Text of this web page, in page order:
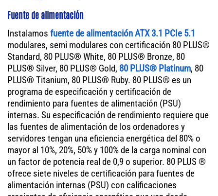
Fuente de alimentación
Instalamos fuente de alimentación ATX 3.1 PCIe 5.1
modulares, semi modulares con certificación 80 PLUS®
Standard, 80 PLUS® White, 80 PLUS® Bronze, 80
PLUS® Silver, 80 PLUS® Gold, 80 PLUS® Platinum, 80
PLUS® Titanium, 80 PLUS® Ruby. 80 PLUS® es un
programa de especificación y certificación de
rendimiento para fuentes de alimentación (PSU)
internas. Su especificación de rendimiento requiere que
las fuentes de alimentación de los ordenadores y
servidores tengan una eficiencia energética del 80% o
mayor al 10%, 20%, 50% y 100% de la carga nominal con
un factor de potencia real de 0,9 o superior. 80 PLUS ®
ofrece siete niveles de certificación para fuentes de
alimentación internas (PSU) con calificaciones